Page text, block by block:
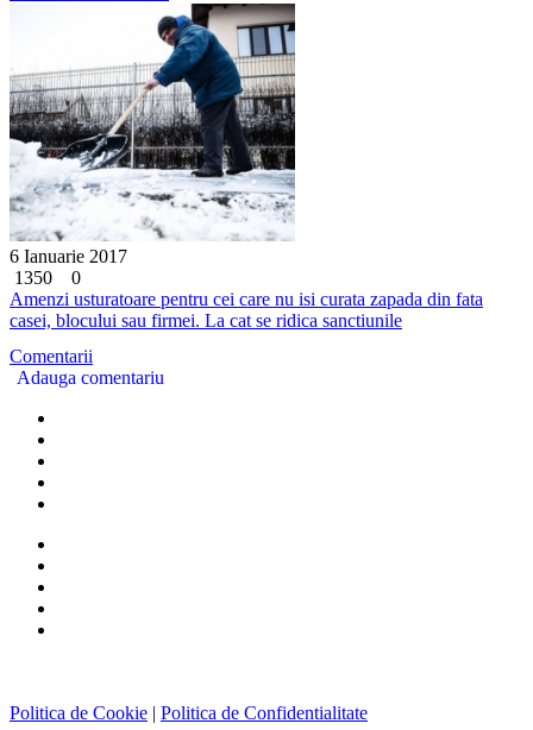
6 Ianuarie 2017
1350
0
Amenzi usturatoare pentru cei care nu isi curata zapada din fata
casei, blocului sau firmei. La cat se ridica sanctiunile
Comentarii
Adauga comentariu
Politica de Cookie | Politica de Confidentialitate